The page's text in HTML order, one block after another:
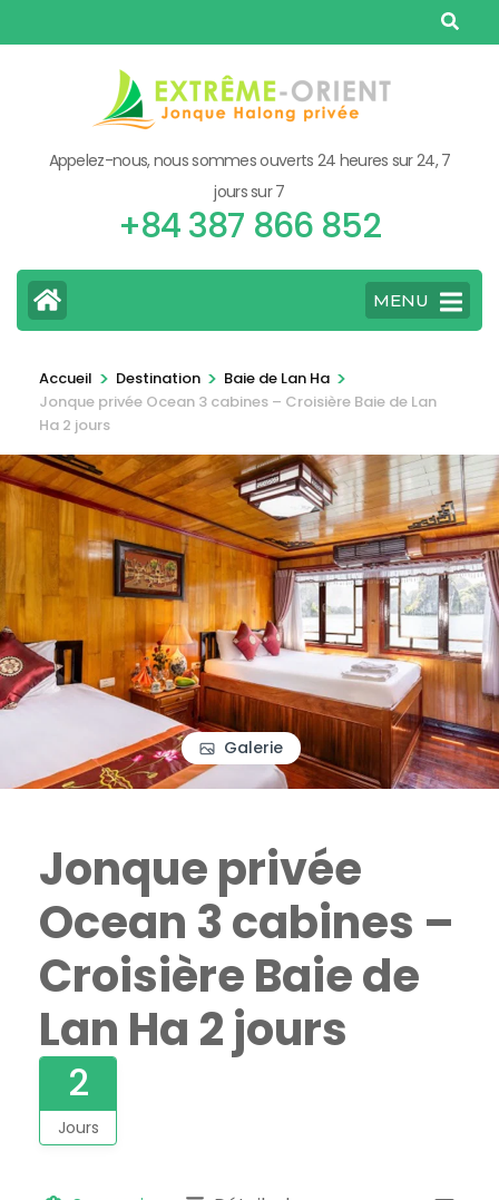
au
Appelez-nous, nous sommes ouverts 24 heures sur 24, 7
jours sur 7
+84 387 866 852
MENU
Accueil > Destination > Baie de Lan Ha >
Jonque privée Ocean 3 cabines – Croisière Baie de Lan
Ha 2 jours
Galerie
Jonque privée
Ocean 3 cabines –
Croisière Baie de
Lan Ha 2 jours
2
Jours